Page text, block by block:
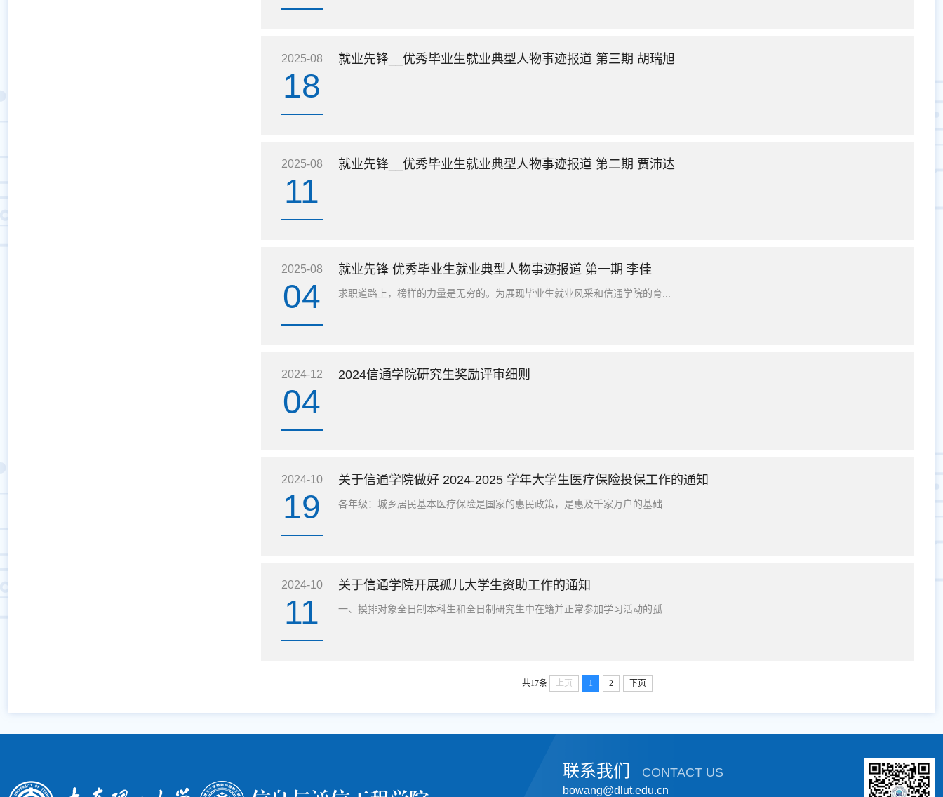
2025-08
18
就业先锋__优秀毕业生就业典型人物事迹报道 第三期 胡瑞旭
2025-08
11
就业先锋__优秀毕业生就业典型人物事迹报道 第二期 贾沛达
2025-08
04
就业先锋 优秀毕业生就业典型人物事迹报道 第一期 李佳
求职道路上，榜样的力量是无穷的。为展现毕业生就业风采和信通学院的育...
2024-12
04
2024信通学院研究生奖励评审细则
2024-10
19
关于信通学院做好 2024-2025 学年大学生医疗保险投保工作的通知
各年级：城乡居民基本医疗保险是国家的惠民政策，是惠及千家万户的基础...
2024-10
11
关于信通学院开展孤儿大学生资助工作的通知
一、摸排对象全日制本科生和全日制研究生中在籍并正常参加学习活动的孤...
共17条 上页 1 2 下页
联系我们 CONTACT US
bowang@dlut.edu.cn